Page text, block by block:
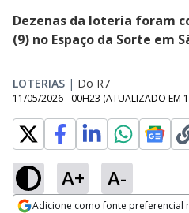
Dezenas da loteria foram
(9) no Espaço da Sorte em
LOTERIAS | Do R7
11/05/2026 - 00H23 (ATUALIZADO EM
A+ A-
Adicione como fonte preferencial